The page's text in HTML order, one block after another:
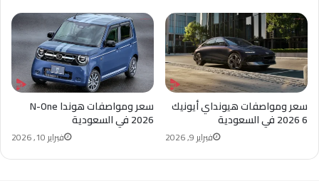
سعر ومواصفات هوندا N-One
2026 في السعودية
فبراير 10, 2026
سعر ومواصفات هيونداي أيونيك
6 2026 في السعودية
فبراير 9, 2026